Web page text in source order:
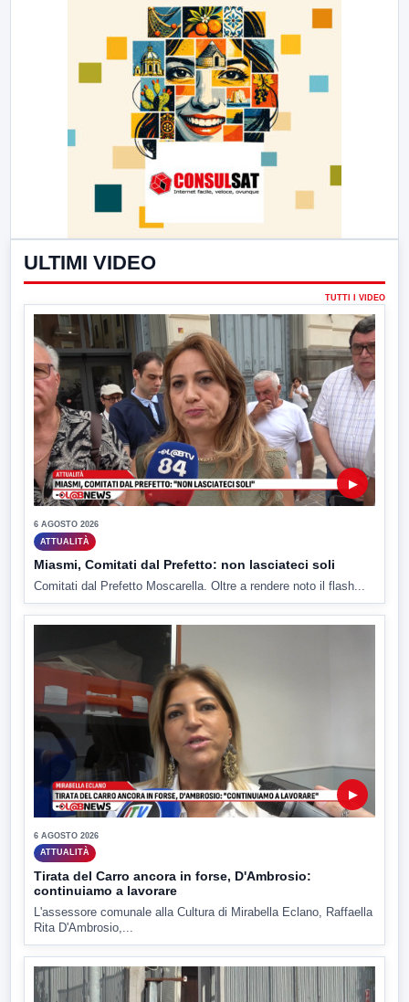
ULTIMI VIDEO
TUTTI I VIDEO
▶
6 AGOSTO 2026
ATTUALITÀ
Miasmi, Comitati dal Prefetto: non lasciateci soli
Comitati dal Prefetto Moscarella. Oltre a rendere noto il flash...
▶
6 AGOSTO 2026
ATTUALITÀ
Tirata del Carro ancora in forse, D'Ambrosio:
continuiamo a lavorare
L'assessore comunale alla Cultura di Mirabella Eclano, Raffaella
Rita D'Ambrosio,...